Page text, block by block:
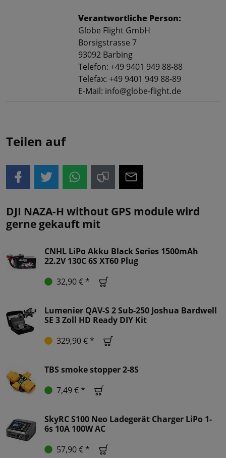
Verantwortliche Person:
Globe Flight GmbH
Borsigstrasse 7
93092 Barbing
Telefon: +49 9401 949 88-88
Telefax: +49 9401 949 88-89
E-Mail: info@globe-flight.de
Teilen auf
DJI NAZA-H without GPS module wird
gerne gekauft mit
CNHL LiPo Akku Black Series 1500mAh
22.2V 130C 6S XT60 Plug
32,90 € *
Lumenier QAV-S 2 Sub-250 Joshua Bardwell
SE 3 Zoll HD Ready DIY Kit
329,90 € *
TBS smoke stopper 2-8S
7,49 € *
SkyRC S100 Neo Ladegerät Charger LiPo 1-
6s 10A 100W AC
57,90 € *